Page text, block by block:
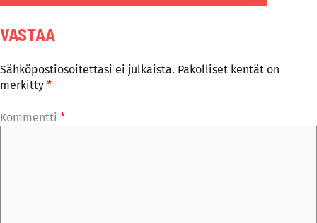
VASTAA
Sähköpostiosoitettasi ei julkaista. Pakolliset kentät on
merkitty *
Kommentti *